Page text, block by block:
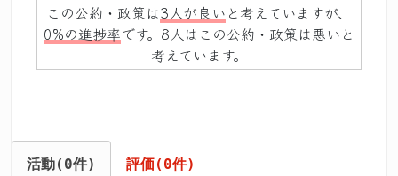
この公約・政策は3人が良い と考えていますが、
0%の進捗率です。8人はこの公約・政策は悪いと
考えています。
活動(0件) 評価(0件)